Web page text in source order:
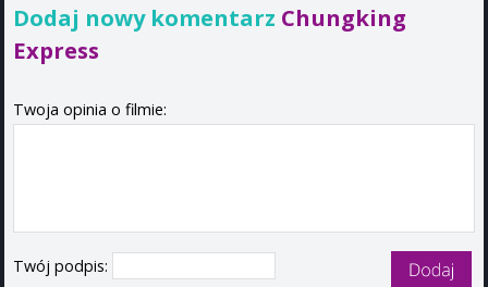
Dodaj nowy komentarz Chungking
Express
Twoja opinia o filmie:
Twój podpis: